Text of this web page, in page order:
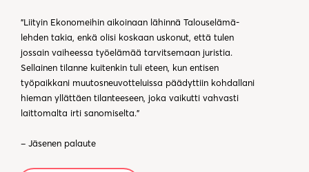
”Liityin Ekonomeihin aikoinaan lähinnä Talouselämä-
lehden takia, enkä olisi koskaan uskonut, että tulen
jossain vaiheessa työelämää tarvitsemaan juristia.
Sellainen tilanne kuitenkin tuli eteen, kun entisen
työpaikkani muutosneuvotteluissa päädyttiin kohdallani
hieman yllättäen tilanteeseen, joka vaikutti vahvasti
laittomalta irti sanomiselta.”
– Jäsenen palaute